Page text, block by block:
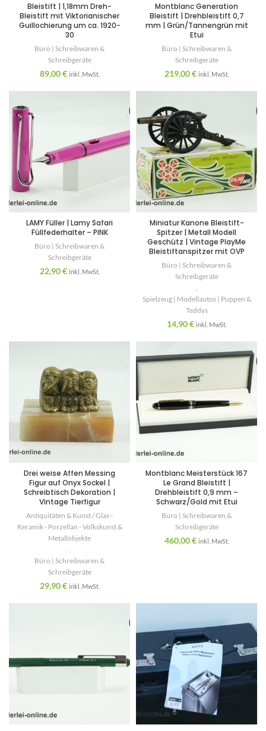
Bleistift | 1,18mm Dreh-
Bleistift mit Viktorianischer
Guillochierung um ca. 1920-
30
Büro | Schreibwaren &
Schreibgeräte
89,00€ inkl. MwSt.
Montblanc Generation
Bleistift | Drehbleistift 0,7
mm | Grün/Tannengrün mit
Etui
Büro | Schreibwaren &
Schreibgeräte
219,00€ inkl. MwSt.
LAMY Füller | Lamy Safari
Füllfederhalter – PINK
Büro | Schreibwaren &
Schreibgeräte
22,90€ inkl. MwSt.
Miniatur Kanone Bleistift-
Spitzer | Metall Modell
Geschütz | Vintage PlayMe
Bleistiftanspitzer mit OVP
Büro | Schreibwaren &
Schreibgeräte
Spielzeug | Modellautos | Puppen &
Teddys
14,90€ inkl. MwSt.
Drei weise Affen Messing
Figur auf Onyx Sockel |
Schreibtisch Dekoration |
Vintage Tierfigur
Antiquitäten & Kunst / Glas -
Keramik - Porzellan - Volkskunst &
Metallobjekte
Büro | Schreibwaren &
Schreibgeräte
29,90€ inkl. MwSt.
Montblanc Meisterstück 167
Le Grand Bleistift |
Drehbleistift 0,9 mm –
Schwarz/Gold mit Etui
Büro | Schreibwaren &
Schreibgeräte
460,00€ inkl. MwSt.